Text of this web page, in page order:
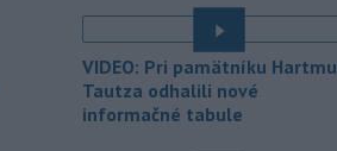
20:01 - Vláda Konžskej
demokratickej republiky (KDR) v
piatok oznámila, že preverí, či sa
zásielkach oxidu kobaltnatého
vyvážaných do Číny nachádza urán.
VIDEO: Pri pamätníku
Tautza odhalili nové
informačné tabule